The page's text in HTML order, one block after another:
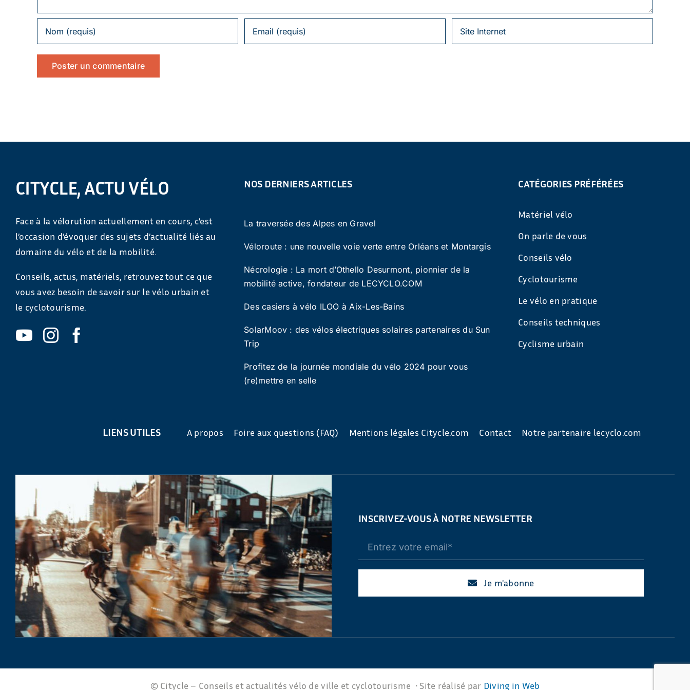
CITYCLE, ACTU VÉLO
Face à la vélorution actuellement en cours, c’est
l’occasion d’évoquer des sujets d’actualité liés au
domaine du vélo et de la mobilité.
Conseils, actus, matériels, retrouvez tout ce que
vous avez besoin de savoir sur le vélo urbain et
le cyclotourisme.
NOS DERNIERS ARTICLES
La traversée des Alpes en Gravel
Véloroute : une nouvelle voie verte entre Orléans et Montargis
Nécrologie : La mort d’Othello Desurmont, pionnier de la
mobilité active, fondateur de LECYCLO.COM
Des casiers à vélo ILOO à Aix-Les-Bains
SolarMoov : des vélos électriques solaires partenaires du Sun
Trip
Profitez de la journée mondiale du vélo 2024 pour vous
(re)mettre en selle
CATÉGORIES PRÉFÉRÉES
Matériel vélo
On parle de vous
Conseils vélo
Cyclotourisme
Le vélo en pratique
Conseils techniques
Cyclisme urbain
LIENS UTILES A propos Foire aux questions (FAQ) Mentions légales Citycle.com Contact Notre partenaire lecyclo.com
INSCRIVEZ-VOUS À NOTRE NEWSLETTER
Je m'abonne
© Citycle – Conseils et actualités vélo de ville et cyclotourisme • Site réalisé par Diving in Web